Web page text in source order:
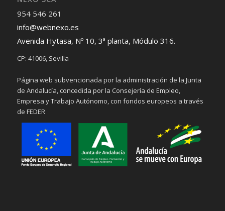
954 546 261
info@webnexo.es
Avenida Hytasa, Nº 10, 3ª planta, Módulo 316.
CP: 41006, Sevilla
Página web subvencionada por la administración de la Junta
de Andalucía, concedida por la Consejería de Empleo,
Empresa y Trabajo Autónomo, con fondos europeos a través
de FEDER